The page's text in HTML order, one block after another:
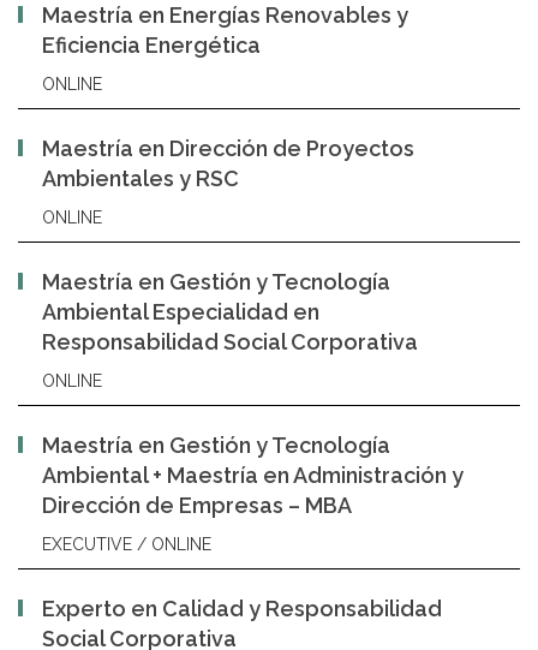
Maestría en Energías Renovables y
Eficiencia Energética
ONLINE
Maestría en Dirección de Proyectos
Ambientales y RSC
ONLINE
Maestría en Gestión y Tecnología
Ambiental Especialidad en
Responsabilidad Social Corporativa
ONLINE
Maestría en Gestión y Tecnología
Ambiental + Maestría en Administración y
Dirección de Empresas – MBA
EXECUTIVE / ONLINE
Experto en Calidad y Responsabilidad
Social Corporativa